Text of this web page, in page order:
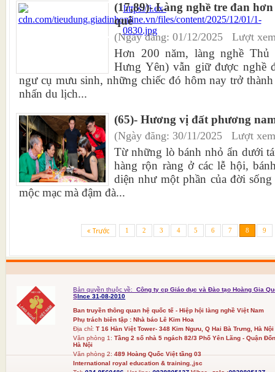
(17,89)- Làng nghề tre đan
quê
(Ngày đăng: 01/12/2025 Lượt
Hơn 200 năm, làng nghề
Hưng Yên) vẫn giữ được nghề
ngư cụ mưu sinh, những chiếc đó hôm nay trở
nhấn du lịch...
(65)- Hương vị đất phương
(Ngày đăng: 30/11/2025 Lượt
Từ những lò bánh nhỏ ẩn dưới
hàng rộn ràng ở các lễ hội,
diện như một phần của đời
mộc mạc mà đậm đà...
1 2 3 4 5 6 7 8 9
Bản quyền thuộc về:
Công ty cp Giáo dục và Đào tạo Hoàng Gia
SInce 31-08-2010
Ban truyền thông quan hệ quốc tế - Hiệp hội làng nghề Việt Nam
Phụ trách biên tập : Nhà báo Lê Kim Hoa
Địa chỉ: T 16 Hàn Việt Tower- 348 Kim Ngưu, Q Hai Bà Trưng, Hà Nội
Văn phòng 1:Tầng 2 số nhà 5 ngách 82/3 Phố Yên Lãng - Quận
Hà Nội
Văn phòng 2:489 Hoàng Quốc Việt tầng 03
International royal education & training.,jsc